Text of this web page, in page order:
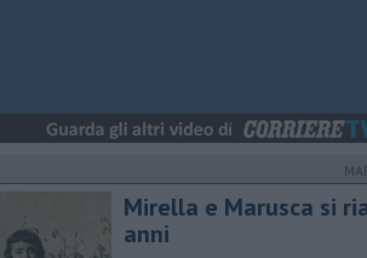
Mirella e Marusca si
anni